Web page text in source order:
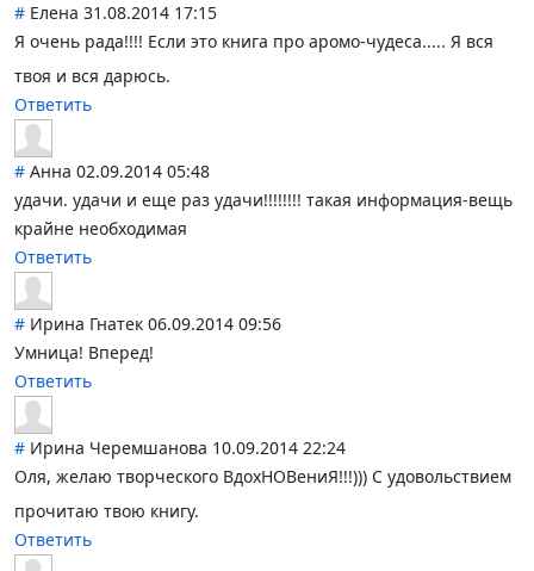
# Елена 31.08.2014 17:15
Я очень рада!!!! Если это книга про аромо-чудеса..... Я вся
твоя и вся дарюсь.
Ответить
# Анна 02.09.2014 05:48
удачи. удачи и еще раз удачи!!!!!!!! такая информация-вещь
крайне необходимая
Ответить
# Ирина Гнатек 06.09.2014 09:56
Умница! Вперед!
Ответить
# Ирина Черемшанова 10.09.2014 22:24
Оля, желаю творческого ВдохНОВениЯ!!!))) С удовольствием
прочитаю твою книгу.
Ответить